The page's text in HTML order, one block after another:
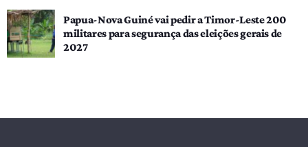
Papua-Nova Guiné vai pedir a Timor-Leste 200
militares para segurança das eleições gerais de
2027